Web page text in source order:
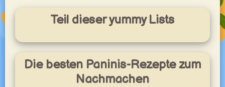
Teil dieser yummy Lists
Die besten Paninis-Rezepte zum
Nachmachen